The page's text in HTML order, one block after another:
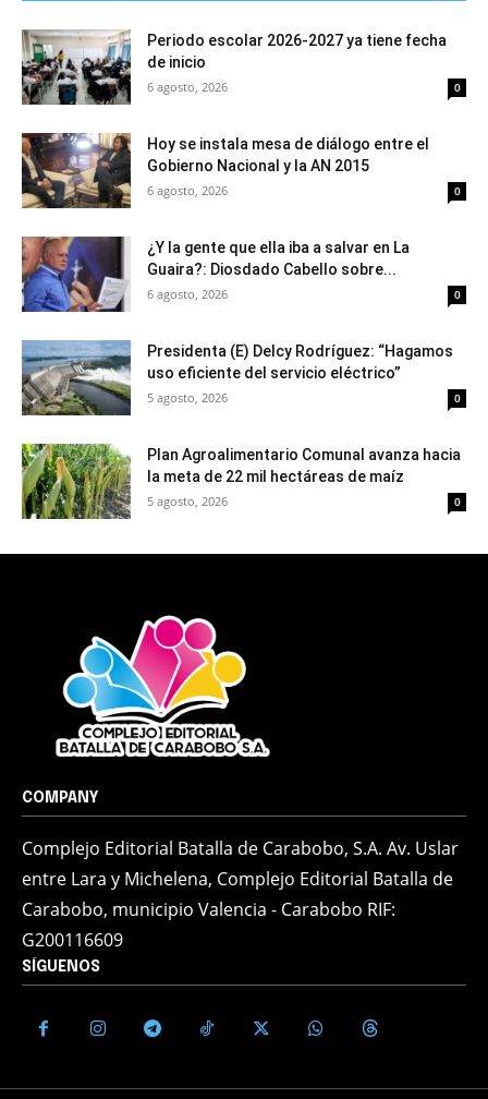
Periodo escolar 2026-2027 ya tiene fecha
de inicio
6 agosto, 2026 0
Hoy se instala mesa de diálogo entre el
Gobierno Nacional y la AN 2015
6 agosto, 2026 0
¿Y la gente que ella iba a salvar en La
Guaira?: Diosdado Cabello sobre...
6 agosto, 2026 0
Presidenta (E) Delcy Rodríguez: “Hagamos
uso eficiente del servicio eléctrico”
5 agosto, 2026 0
Plan Agroalimentario Comunal avanza hacia
la meta de 22 mil hectáreas de maíz
5 agosto, 2026 0
COMPANY
Complejo Editorial Batalla de Carabobo, S.A. Av. Uslar
entre Lara y Michelena, Complejo Editorial Batalla de
Carabobo, municipio Valencia - Carabobo RIF:
G200116609
SÍGUENOS